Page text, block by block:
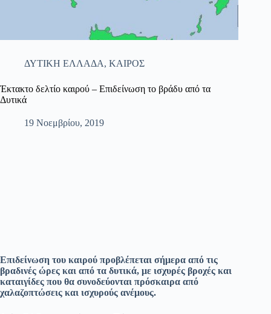
ΔΥΤΙΚΗ ΕΛΛΑΔΑ, ΚΑΙΡΟΣ
Έκτακτο δελτίο καιρού – Επιδείνωση το βράδυ από τα
Δυτικά
19 Νοεμβρίου, 2019
Επιδείνωση του καιρού προβλέπεται σήμερα από τις
βραδινές ώρες και από τα δυτικά, με ισχυρές βροχές και
καταιγίδες που θα συνοδεύονται πρόσκαιρα από
χαλαζοπτώσεις και ισχυρούς ανέμους.